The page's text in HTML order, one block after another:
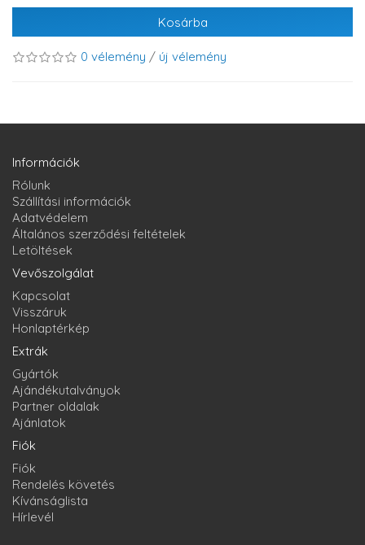
Kosárba
0 vélemény / új vélemény
Információk
Rólunk
Szállítási információk
Adatvédelem
Általános szerződési feltételek
Letöltések
Vevőszolgálat
Kapcsolat
Visszáruk
Honlaptérkép
Extrák
Gyártók
Ajándékutalványok
Partner oldalak
Ajánlatok
Fiók
Fiók
Rendelés követés
Kívánságlista
Hírlevél